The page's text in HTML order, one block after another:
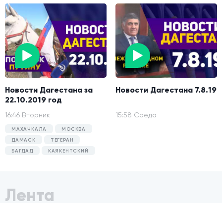
Новости Дагестана за
22.10.2019 год
16:46 Вторник
МАХАЧКАЛА
МОСКВА
ДАМАСК
ТЕГЕРАН
БАГДАД
КАЯКЕНТСКИЙ
Новости Дагестана 7.8.19
15:58 Среда
Лента